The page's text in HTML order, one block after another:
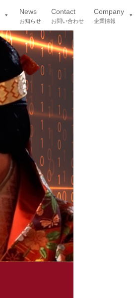
News
お知らせ
Contact
お問い合わせ
Company
企業情報